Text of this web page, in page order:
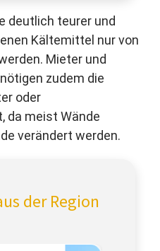
deutlich teurer und
Kältemittel nur von
Mieter und
zudem die
oder
da meist Wände
verändert werden.
der Region